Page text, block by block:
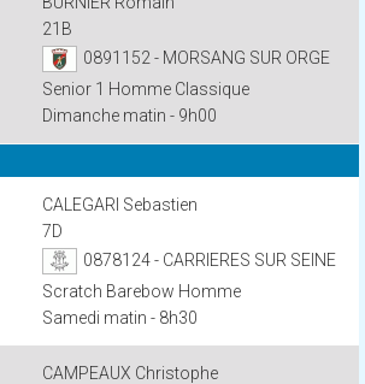
21B
0891152 - MORSANG SUR ORGE
Senior 1 Homme Classique
Dimanche matin - 9h00
CALEGARI Sebastien
7D
0878124 - CARRIERES SUR SEINE
Scratch Barebow Homme
Samedi matin - 8h30
CAMPEAUX Christophe